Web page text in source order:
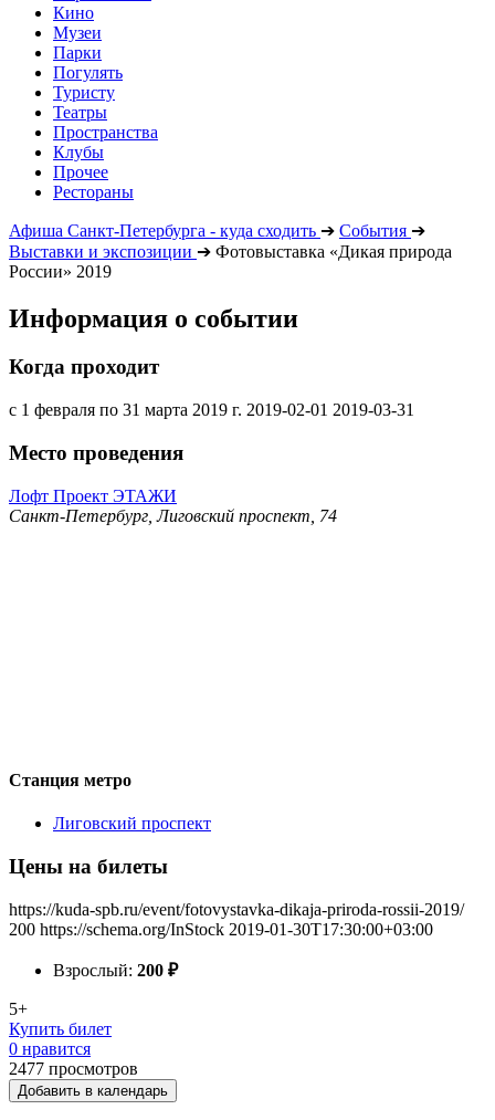
Кино
Музеи
Парки
Погулять
Туристу
Театры
Пространства
Клубы
Прочее
Рестораны
Афиша Санкт-Петербурга - куда сходить ➔ События ➔
Выставки и экспозиции ➔ Фотовыставка «Дикая природа
России» 2019
Информация о событии
Когда проходит
с 1 февраля по 31 марта 2019 г. 2019-02-01 2019-03-31
Место проведения
Лофт Проект ЭТАЖИ
Санкт-Петербург, Лиговский проспект, 74
Станция метро
Лиговский проспект
Цены на билеты
https://kuda-spb.ru/event/fotovystavka-dikaja-priroda-rossii-2019/
200 https://schema.org/InStock 2019-01-30T17:30:00+03:00
Взрослый: 200 ₽
5+
Купить билет
0 нравится
2477 просмотров
Добавить в календарь